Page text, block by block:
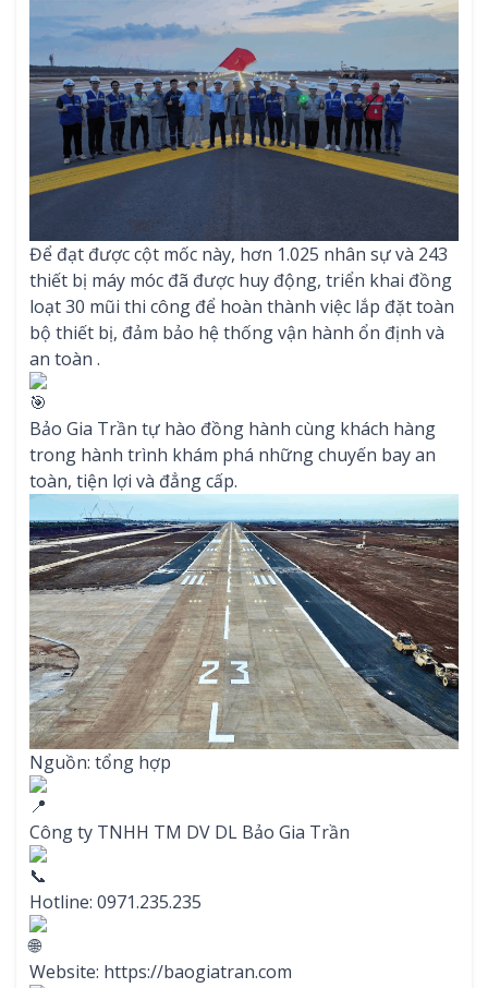
Để đạt được cột mốc này, hơn 1.025 nhân sự và 243
thiết bị máy móc đã được huy động, triển khai đồng
loạt 30 mũi thi công để hoàn thành việc lắp đặt toàn
bộ thiết bị, đảm bảo hệ thống vận hành ổn định và
an toàn .
Bảo Gia Trần tự hào đồng hành cùng khách hàng
trong hành trình khám phá những chuyến bay an
toàn, tiện lợi và đẳng cấp.
Nguồn: tổng hợp
Công ty TNHH TM DV DL Bảo Gia Trần
Hotline: 0971.235.235
Website: https://baogiatran.com